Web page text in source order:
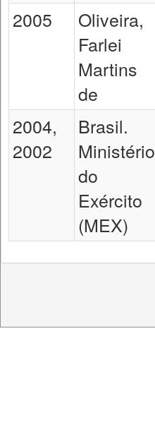
2005
Oliveira,
Farlei
Martins
de
2004,
2002
Brasil.
Ministério
do
Exército
(MEX)